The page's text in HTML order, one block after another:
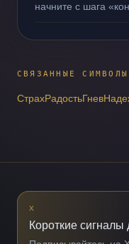
начните с шага
СВЯЗАННЫЕ СИМВОЛЫ
СтрахРадостьГнев
X
Короткие